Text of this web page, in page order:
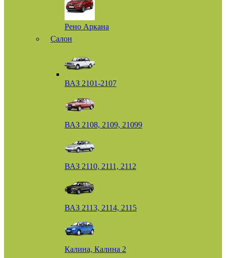
Рено Аркана
Салон
ВАЗ 2101-2107
ВАЗ 2108, 2109, 21099
ВАЗ 2110, 2111, 2112
ВАЗ 2113, 2114, 2115
Калина, Калина 2